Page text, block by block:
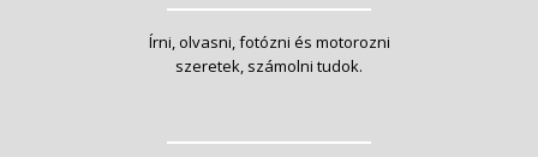
Írni, olvasni, fotózni és motorozni
szeretek, számolni tudok.